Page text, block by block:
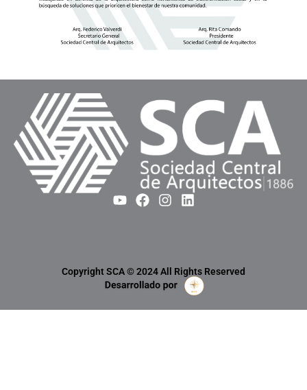
Copyright SCA © 2024 All Rights Reserved